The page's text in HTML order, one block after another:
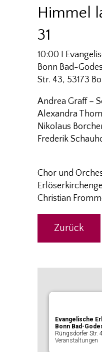
Himmel
31
10:00 I
Bonn Bad-
Str. 43, 53173
Andrea Graff –
Alexandra
Nikolaus
Frederik
Chor und
Christian
Zurück
Evangelische
Bonn Bad-
Rüngsdorfer Str.
Veranstaltungen